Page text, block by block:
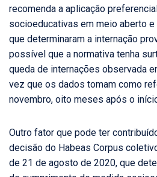
recomenda a aplicação
socioeducativas em meio aberto
que determinaram a internação
possível que a normativa tenha
queda de internações observada
vez que os dados tomam como
novembro, oito meses após o
Outro fator que pode ter
decisão do Habeas Corpus
de 21 de agosto de 2020, que